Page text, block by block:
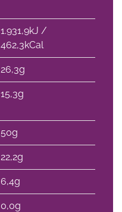
1.931,9kJ /
462,3kCal
26,3g
15,3g
50g
22,2g
6,4g
0,0g